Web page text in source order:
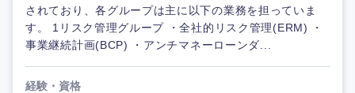
されており、各グループは主に以下の業務を担っていま
す。 1リスク管理グループ ・全社的リスク管理(ERM) ・
事業継続計画(BCP) ・アンチマネーローンダ...
経験・資格